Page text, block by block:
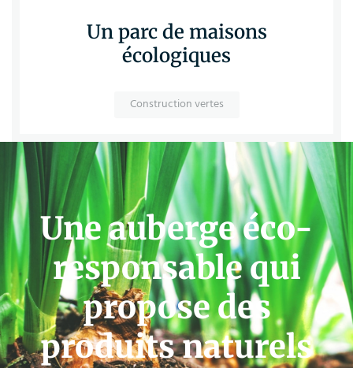
Un parc de maisons
écologiques
Construction vertes
Une auberge éco-
responsable qui
propose des
produits naturels